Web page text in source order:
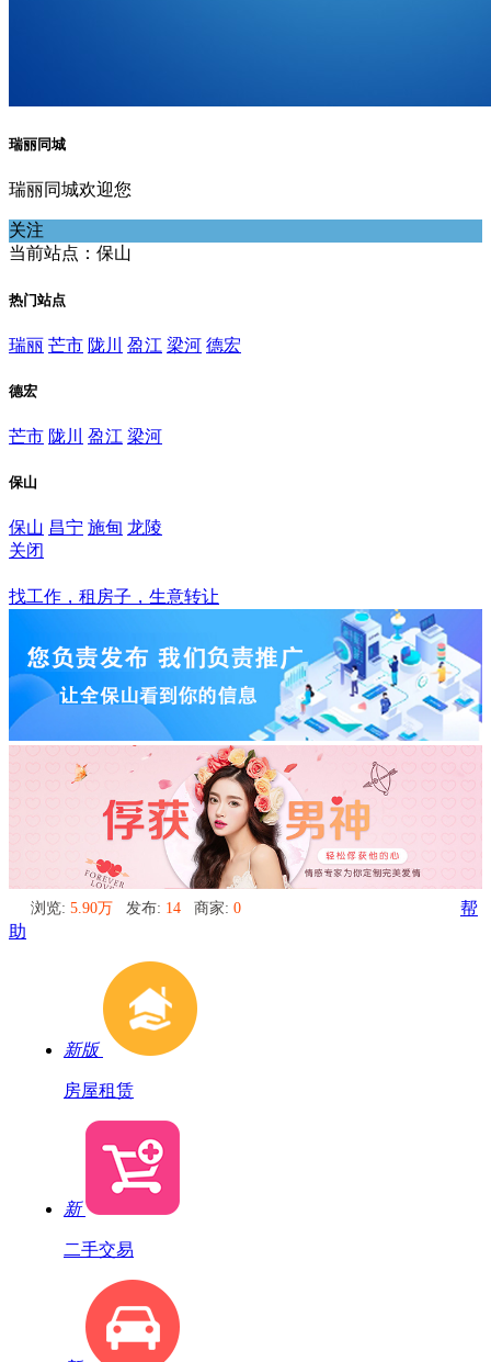
瑞丽同城
瑞丽同城欢迎您
关注
当前站点：保山
热门站点
瑞丽 芒市 陇川 盈江 梁河 德宏
德宏
芒市 陇川 盈江 梁河
保山
保山 昌宁 施甸 龙陵
关闭
找工作，租房子，生意转让
浏览: 5.90万 发布: 14 商家: 0
帮
助
新版
房屋租赁
新
二手交易